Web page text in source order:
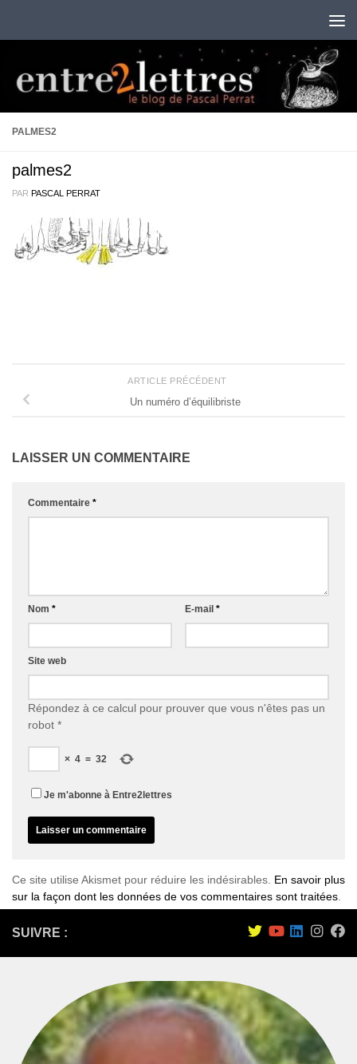
PALMES2
palmes2
PAR PASCAL PERRAT
ARTICLE PRÉCÉDENT
Un numéro d’équilibriste
LAISSER UN COMMENTAIRE
Commentaire *
Nom * E-mail *
Site web
Répondez à ce calcul pour prouver que vous n'êtes pas un
robot *
× 4 = 32
Je m'abonne à Entre2lettres
Ce site utilise Akismet pour réduire les indésirables. En savoir plus
sur la façon dont les données de vos commentaires sont traitées
SUIVRE :